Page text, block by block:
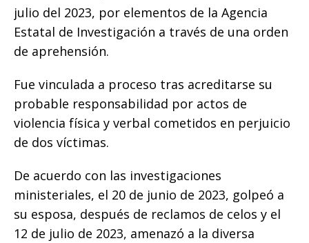
julio del 2023, por elementos de la Agencia
Estatal de Investigación a través de una orden
de aprehensión.
Fue vinculada a proceso tras acreditarse su
probable responsabilidad por actos de
violencia física y verbal cometidos en perjuicio
de dos víctimas.
De acuerdo con las investigaciones
ministeriales, el 20 de junio de 2023, golpeó a
su esposa, después de reclamos de celos y el
12 de julio de 2023, amenazó a la diversa